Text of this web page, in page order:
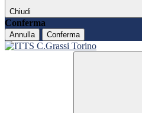
Chiudi
Conferma
Annulla Conferma